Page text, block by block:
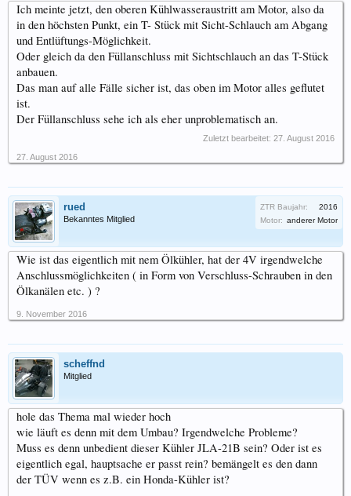
Ich meinte jetzt, den oberen Kühlwasseraustritt am Motor, also da
in den höchsten Punkt, ein T- Stück mit Sicht-Schlauch am Abgang
und Entlüftungs-Möglichkeit.
Oder gleich da den Füllanschluss mit Sichtschlauch an das T-Stück
anbauen.
Das man auf alle Fälle sicher ist, das oben im Motor alles geflutet
ist.
Der Füllanschluss sehe ich als eher unproblematisch an.
Zuletzt bearbeitet: 27. August 2016
27. August 2016
rued
Bekanntes Mitglied
ZTR Baujahr:
2016
Motor: anderer Motor
Wie ist das eigentlich mit nem Ölkühler, hat der 4V irgendwelche
Anschlussmöglichkeiten ( in Form von Verschluss-Schrauben in den
Ölkanälen etc. ) ?
9. November 2016
scheffnd
Mitglied
hole das Thema mal wieder hoch
wie läuft es denn mit dem Umbau? Irgendwelche Probleme?
Muss es denn unbedient dieser Kühler JLA-21B sein? Oder ist es
eigentlich egal, hauptsache er passt rein? bemängelt es den dann
der TÜV wenn es z.B. ein Honda-Kühler ist?